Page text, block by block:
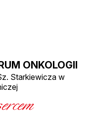
ONKOLOGII
Starkiewicza w